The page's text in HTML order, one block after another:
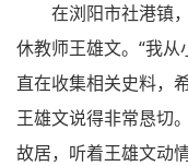
在浏阳市社港镇
休教师王雄文。“我
直在收集相关史料，
王雄文说得非常恳切
故居，听着王雄文动